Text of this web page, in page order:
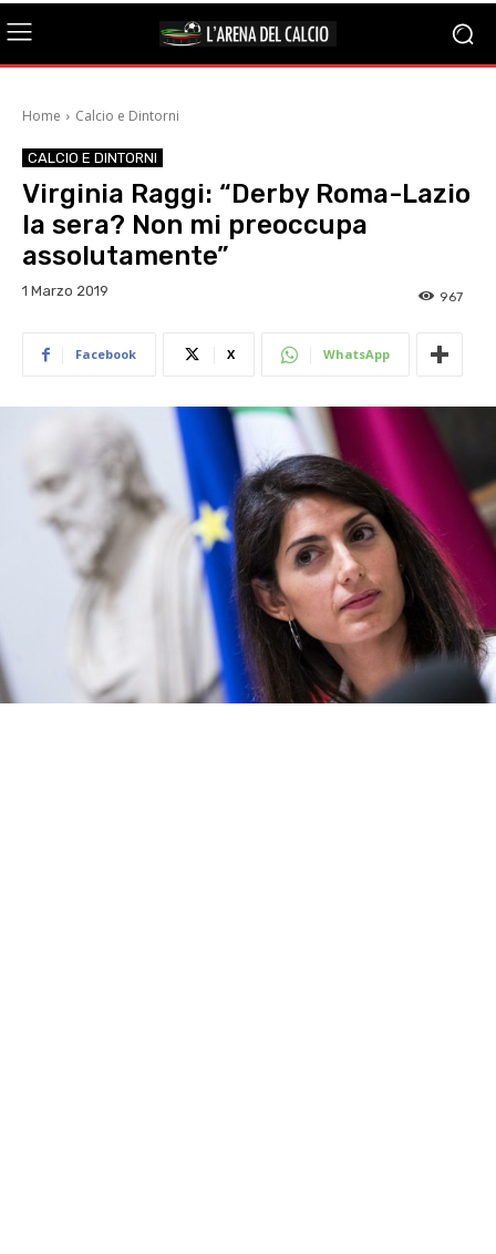
Home Calcio e Dintorni
CALCIO E DINTORNI
Virginia Raggi: “Derby Roma-Lazio
la sera? Non mi preoccupa
assolutamente”
1 Marzo 2019 967
Facebook X WhatsApp